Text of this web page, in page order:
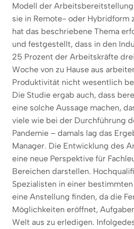
Modell der
sie in Remote- oder Hybridform
hat das beschriebene Thema
und festgestellt, dass in den
25 Prozent der Arbeitskräfte
Woche von zu Hause aus
Produktivität nicht wesentlich
Die Studie ergab auch, dass
eine solche Aussage machen,
viele wie bei der Durchführung
Pandemie – damals lag das
Manager. Die Entwicklung des
eine neue Perspektive für
Bereichen darstellen.
Spezialisten in einer
eine Anstellung finden, da die
Möglichkeiten eröffnet,
Welt aus zu erledigen.